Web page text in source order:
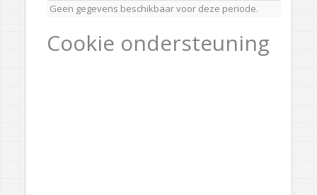
Geen gegevens beschikbaar voor deze periode.
Cookie ondersteuning